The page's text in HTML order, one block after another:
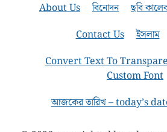
About Us বিনোদন ছবি
Contact Us
ইসলাম
Convert Text To
Custom Font
আজকের তারিখ – today’s